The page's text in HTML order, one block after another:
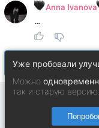
Уже пробовали
Можно
так и старую версию.